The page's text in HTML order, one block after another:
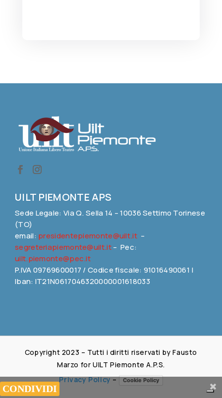
UILT PIEMONTE APS
Sede Legale: Via Q. Sella 14 – 10036 Settimo Torinese
(TO)
email: presidentepiemonte@uilt.it–
segreteriapiemonte@uilt.it– Pec:
uilt.piemonte@pec.it
P.IVA 09769600017 / Codice fiscale: 91016490061 |
Iban: IT21N0617046320000001618033
Copyright 2023 – Tutti i diritti riservati by Fausto
Marzo for UILT Piemonte A.P.S.
Privacy Policy– Cookie Policy
Share This